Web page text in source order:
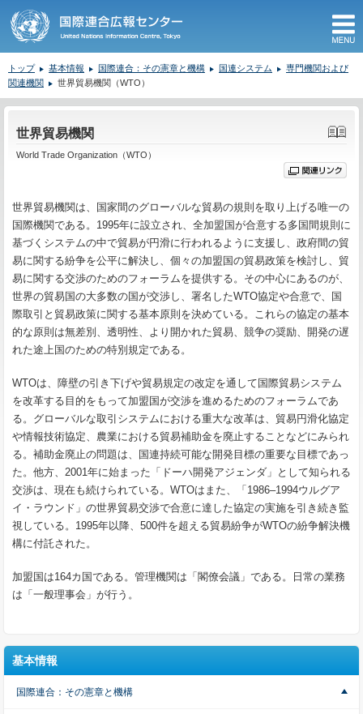
トップ 基本情報 国際連合：その憲章と機構 国連システム
専門機関および
関連機関
世界貿易機関（WTO）
世界貿易機関
World Trade Organization（WTO）
世界貿易機関は、国家間のグローバルな貿易の規則を取り上げる唯一の
国際機関である。1995年に設立され、全加盟国が合意する多国間規則に
基づくシステムの中で貿易が円滑に行われるように支援し、政府間の貿
易に関する紛争を公平に解決し、個々の加盟国の貿易政策を検討し、貿
易に関する交渉のためのフォーラムを提供する。その中心にあるのが、
世界の貿易国の大多数の国が交渉し、署名したWTO協定や合意で、国
際取引と貿易政策に関する基本原則を決めている。これらの協定の基本
的な原則は無差別、透明性、より開かれた貿易、競争の奨励、開発の遅
れた途上国のための特別規定である。
WTOは、障壁の引き下げや貿易規定の改定を通して国際貿易システム
を改革する目的をもって加盟国が交渉を進めるためのフォーラムであ
る。グローバルな取引システムにおける重大な改革は、貿易円滑化協定
や情報技術協定、農業における貿易補助金を廃止することなどにみられ
る。補助金廃止の問題は、国連持続可能な開発目標の重要な目標であっ
た。他方、2001年に始まった「ドーハ開発アジェンダ」として知られる
交渉は、現在も続けられている。WTOはまた、「1986‒1994ウルグア
イ・ラウンド」の世界貿易交渉で合意に達した協定の実施を引き続き監
視している。1995年以降、500件を超える貿易紛争がWTOの紛争解決機
構に付託された。
加盟国は164カ国である。管理機関は「閣僚会議」である。日常の業務
は「一般理事会」が行う。
基本情報
国際連合：その憲章と機構